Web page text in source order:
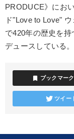
PRODUCE》にお
ド"Love to Love"
で420年の歴史を
デュースしている。
bookmark ブックマー
ツイー